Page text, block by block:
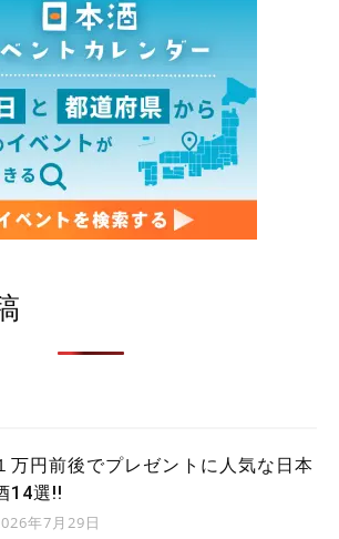
万円前後でプレゼントに人気な日本
14選!!
年7月29日